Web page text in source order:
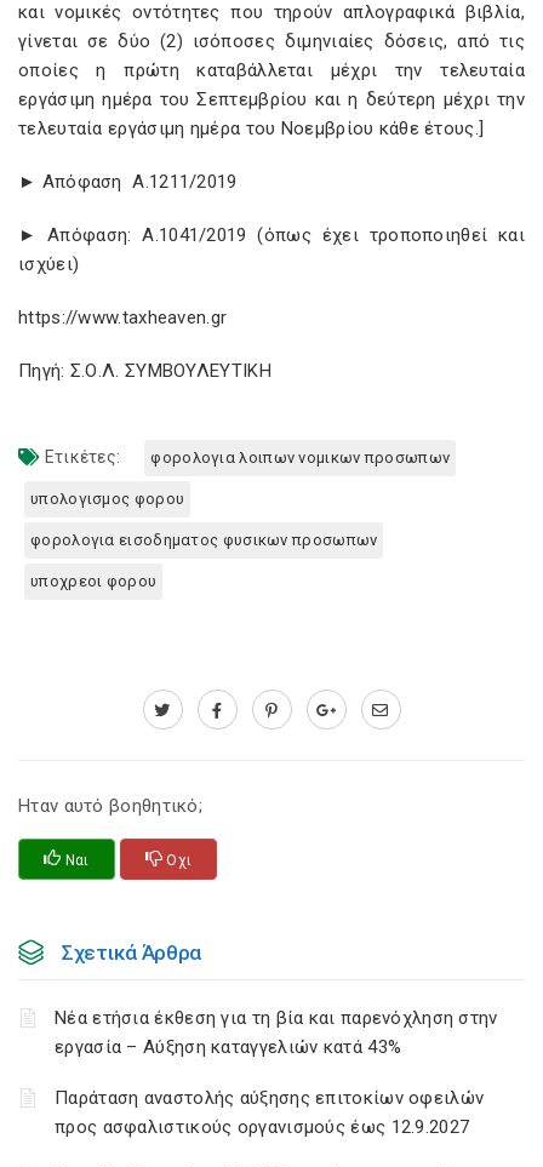
και νομικές οντότητες που τηρούν απλογραφικά βιβλία,
γίνεται σε δύο (2) ισόποσες διμηνιαίες δόσεις, από τις
οποίες η πρώτη καταβάλλεται μέχρι την τελευταία
εργάσιμη ημέρα του Σεπτεμβρίου και η δεύτερη μέχρι την
τελευταία εργάσιμη ημέρα του Νοεμβρίου κάθε έτους.]
► Απόφαση Α.1211/2019
► Απόφαση: Α.1041/2019 (όπως έχει τροποποιηθεί και
ισχύει)
https://www.taxheaven.gr
Πηγή: Σ.Ο.Λ. ΣΥΜΒΟΥΛΕΥΤΙΚΗ
Ετικέτες: φορολογια λοιπων νομικων προσωπων
υπολογισμος φορου
φορολογια εισοδηματος φυσικων προσωπων
υποχρεοι φορου
Ηταν αυτό βοηθητικό;
Ναι Οχι
Σχετικά Άρθρα
Νέα ετήσια έκθεση για τη βία και παρενόχληση στην
εργασία – Αύξηση καταγγελιών κατά 43%
Παράταση αναστολής αύξησης επιτοκίων οφειλών
προς ασφαλιστικούς οργανισμούς έως 12.9.2027